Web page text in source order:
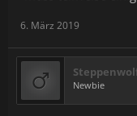
6. März 2019
Newbie